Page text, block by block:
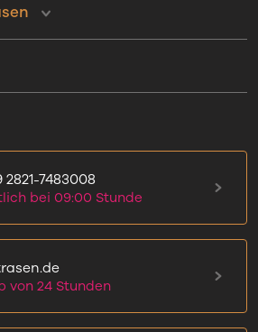
2821-7483008
bei 09:00 Stunde
von 24 Stunden